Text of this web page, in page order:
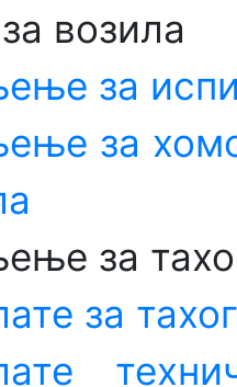
возила
за
за
за
за